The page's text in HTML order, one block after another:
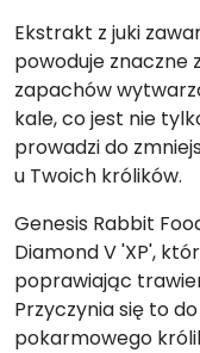
Ekstrakt z juki
powoduje znaczne
zapachów
kale, co jest nie
prowadzi do
u Twoich królików.
Genesis Rabbit
Diamond V 'XP',
poprawiając
Przyczynia się to
pokarmowego